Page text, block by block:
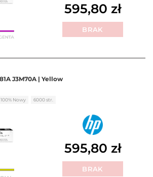
595,80 zł
BRAK
J3M70A | Yellow
0na 5
100% Nowy 6000 str.
595,80 zł
BRAK